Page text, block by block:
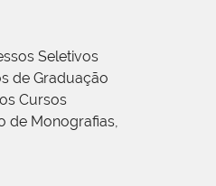
Seletivos
de Graduação
Cursos
de Monografias,